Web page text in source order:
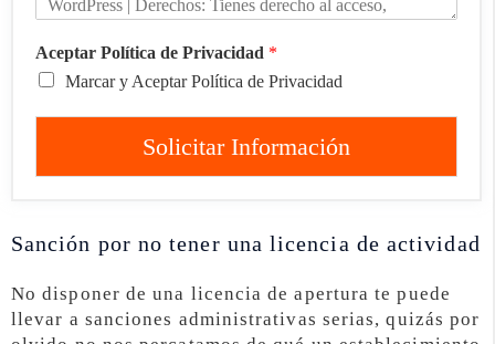
Aceptar Política de Privacidad *
Marcar y Aceptar Política de Privacidad
Solicitar Información
Sanción por no tener una licencia de actividad
No disponer de una licencia de apertura te puede
llevar a sanciones administrativas serias, quizás por